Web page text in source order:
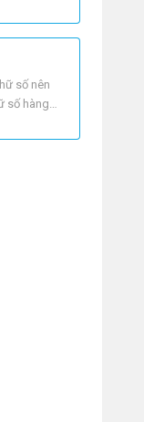
số nên
số hàng